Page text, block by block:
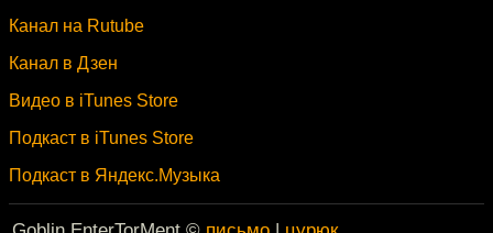
Канал на Rutube
Канал в Дзен
Видео в iTunes Store
Подкаст в iTunes Store
Подкаст в Яндекс.Музыка